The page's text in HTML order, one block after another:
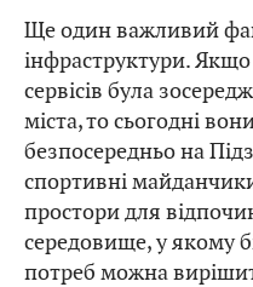
Ще один важливий
інфраструктури.
сервісів була
міста, то сьогодні
безпосередньо на
спортивні
простори для
середовище, у якому
потреб можна